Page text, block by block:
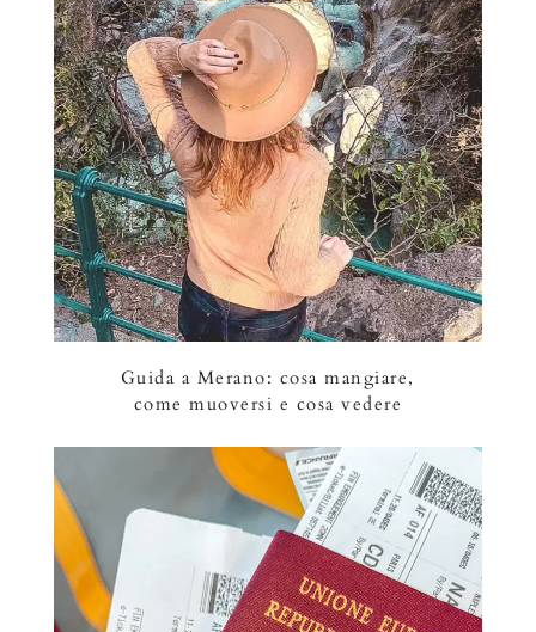
Guida a Merano: cosa mangiare,
come muoversi e cosa vedere